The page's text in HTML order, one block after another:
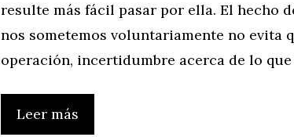
resulte más fácil pasar por ella. El hecho
nos sometemos voluntariamente no evita
operación, incertidumbre acerca de lo
Leer más